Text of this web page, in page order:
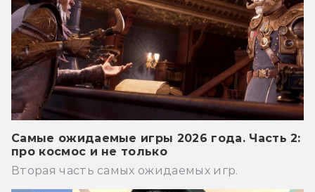
Самые ожидаемые игры 2026 года. Часть 2:
про космос и не только
Вторая часть самых ожидаемых игр.